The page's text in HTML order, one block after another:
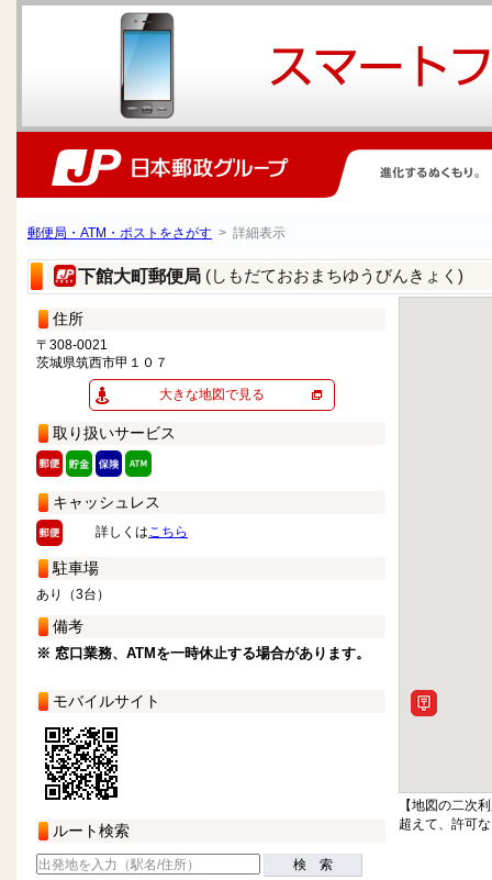
郵便局・ATM・ポストをさがす > 詳細表示
下館大町郵便局 (しもだておおまちゆうびんきょく)
住所
〒308-0021
茨城県筑西市甲１０７
大きな地図で見る
取り扱いサービス
キャッシュレス
詳しくはこちら
駐車場
あり（3台）
備考
※ 窓口業務、ATMを一時休止する場合があります。
モバイルサイト
ルート検索
検 索
【地図の二次
超えて、許可